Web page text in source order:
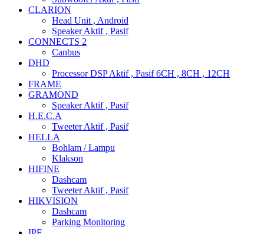
CLARION
Head Unit , Android
Speaker Aktif , Pasif
CONNECTS 2
Canbus
DHD
Processor DSP Aktif , Pasif 6CH , 8CH , 12CH
FRAME
GRAMOND
Speaker Aktif , Pasif
H.E.C.A
Tweeter Aktif , Pasif
HELLA
Bohlam / Lampu
Klakson
HIFINE
Dashcam
Tweeter Aktif , Pasif
HIKVISION
Dashcam
Parking Monitoring